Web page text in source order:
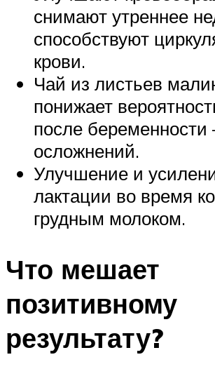
снимают утреннее
способствуют
крови.
Чай из листьев
понижает
после
осложнений.
Улучшение и
лактации во время
грудным молоком.
Что мешает
позитивному
результату?